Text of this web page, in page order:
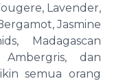
Lavender,
Jasmine
Madagascan
dan
semua orang